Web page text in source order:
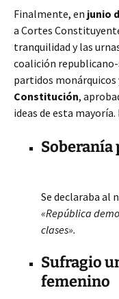
Finalmente, en junio
a Cortes
tranquilidad y las
coalición
partidos monárquicos
Constitución,
ideas de esta
Soberanía
Se declaraba al
«República
clases».
Sufragio
femenino